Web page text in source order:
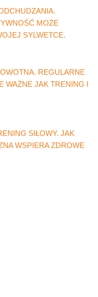
MOŻE
SYLWETCE.
REGULARNE
WAŻNE JAK TRENING I
SIŁOWY. JAK
WSPIERA ZDROWE